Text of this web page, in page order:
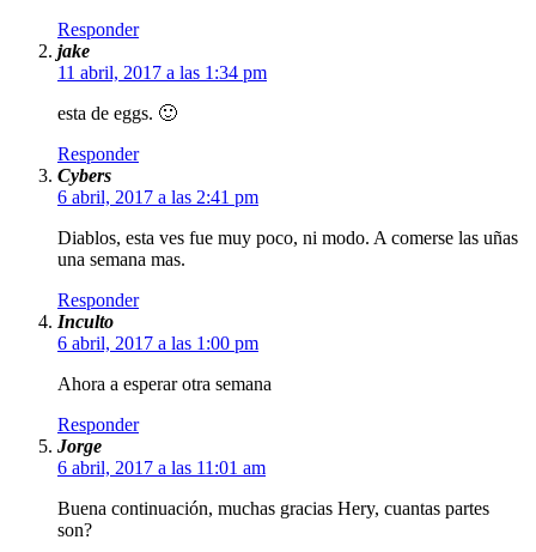
Responder
jake
11 abril, 2017 a las 1:34 pm
esta de eggs. 🙂
Responder
Cybers
6 abril, 2017 a las 2:41 pm
Diablos, esta ves fue muy poco, ni modo. A comerse las uñas
una semana mas.
Responder
Inculto
6 abril, 2017 a las 1:00 pm
Ahora a esperar otra semana
Responder
Jorge
6 abril, 2017 a las 11:01 am
Buena continuación, muchas gracias Hery, cuantas partes
son?